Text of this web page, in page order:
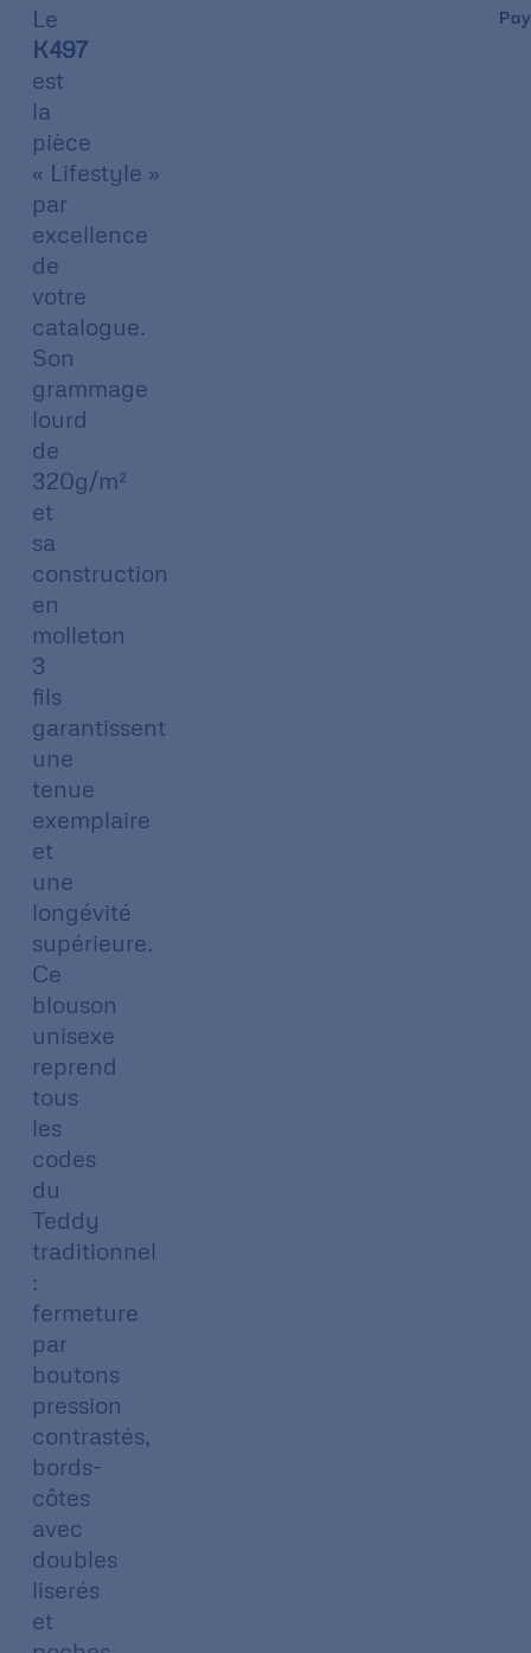
Le
K497
est
la
pièce
« Lifestyle »
par
excellence
de
votre
catalogue.
Son
grammage
lourd
de
320g/m²
et
sa
construction
en
molleton
3
fils
garantissent
une
tenue
exemplaire
et
une
longévité
supérieure.
Ce
blouson
unisexe
reprend
tous
les
codes
du
Teddy
traditionnel
:
fermeture
par
boutons
pression
contrastés,
bords-
côtes
avec
doubles
liserés
et